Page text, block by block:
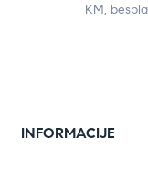
KM,
INFORMACIJE